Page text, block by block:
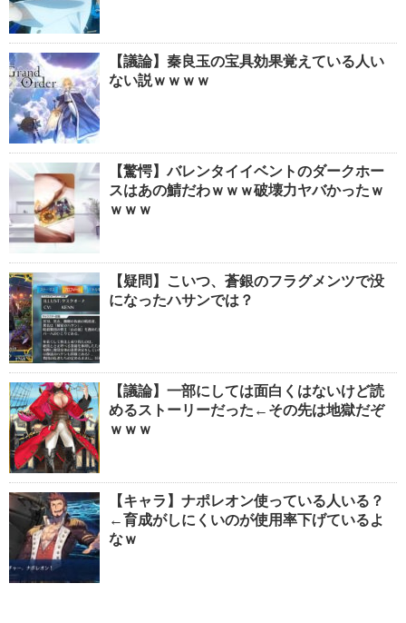
【議論】秦良玉の宝具効果覚えている人い
ない説ｗｗｗｗ
【驚愕】バレンタイイベントのダークホー
スはあの鯖だわｗｗｗ破壊力ヤバかったｗ
ｗｗｗ
【疑問】こいつ、蒼銀のフラグメンツで没
になったハサンでは？
【議論】一部にしては面白くはないけど読
めるストーリーだった←その先は地獄だぞ
ｗｗｗ
【キャラ】ナポレオン使っている人いる？
←育成がしにくいのが使用率下げているよ
なｗ